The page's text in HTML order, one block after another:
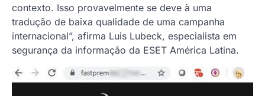
contexto. Isso provavelmente se deve à uma
tradução de baixa qualidade de uma campanha
internacional”, afirma Luis Lubeck, especialista em
segurança da informação da ESET América Latina.